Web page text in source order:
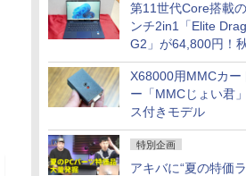
第11世代Core搭載
ンチ2in1「Elite
G2」が64,800円！秋
中古PCセール
X68000用MMCカー
ー「MMCじょい君
ス付きモデル
特別企画
アキバに“夏の特価